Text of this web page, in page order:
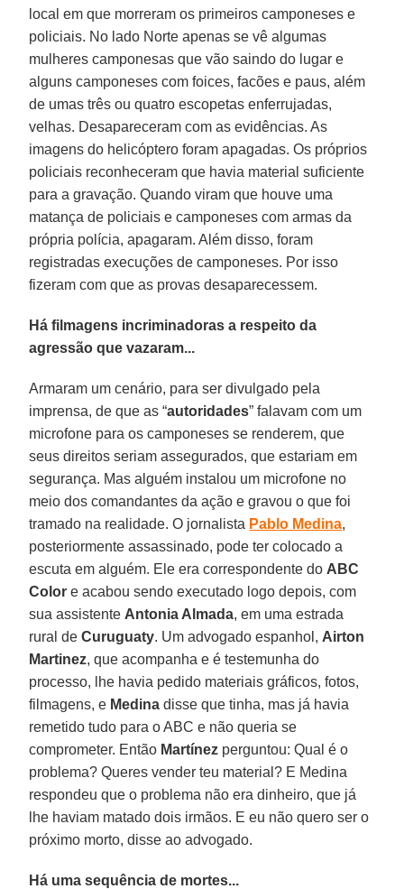
local em que morreram os primeiros camponeses e
policiais. No lado Norte apenas se vê algumas
mulheres camponesas que vão saindo do lugar e
alguns camponeses com foices, facões e paus, além
de umas três ou quatro escopetas enferrujadas,
velhas. Desapareceram com as evidências. As
imagens do helicóptero foram apagadas. Os próprios
policiais reconheceram que havia material suficiente
para a gravação. Quando viram que houve uma
matança de policiais e camponeses com armas da
própria polícia, apagaram. Além disso, foram
registradas execuções de camponeses. Por isso
fizeram com que as provas desaparecessem.
Há filmagens incriminadoras a respeito da
agressão que vazaram...
Armaram um cenário, para ser divulgado pela
imprensa, de que as “autoridades” falavam com um
microfone para os camponeses se renderem, que
seus direitos seriam assegurados, que estariam em
segurança. Mas alguém instalou um microfone no
meio dos comandantes da ação e gravou o que foi
tramado na realidade. O jornalista Pablo Medina,
posteriormente assassinado, pode ter colocado a
escuta em alguém. Ele era correspondente do ABC
Color e acabou sendo executado logo depois, com
sua assistente Antonia Almada, em uma estrada
rural deCuruguaty. Um advogado espanhol, Airton
Martinez, que acompanha e é testemunha do
processo, lhe havia pedido materiais gráficos, fotos,
filmagens, e Medina disse que tinha, mas já havia
remetido tudo para o ABC e não queria se
comprometer. Então Martínez perguntou: Qual é o
problema? Queres vender teu material? E Medina
respondeu que o problema não era dinheiro, que já
lhe haviam matado dois irmãos. E eu não quero ser o
próximo morto, disse ao advogado.
Há uma sequência de mortes...